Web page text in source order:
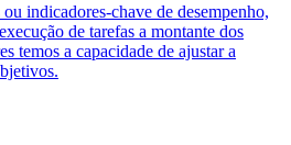
indicadores-chave de desempenho,
de tarefas a montante dos
temos a capacidade de ajustar a